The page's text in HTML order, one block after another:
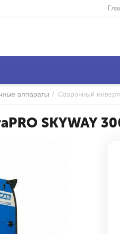
аппараты /
SKYWAY